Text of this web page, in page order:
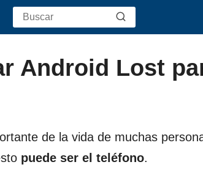
Android Lost
de la vida de muchas
puede ser el teléfono.